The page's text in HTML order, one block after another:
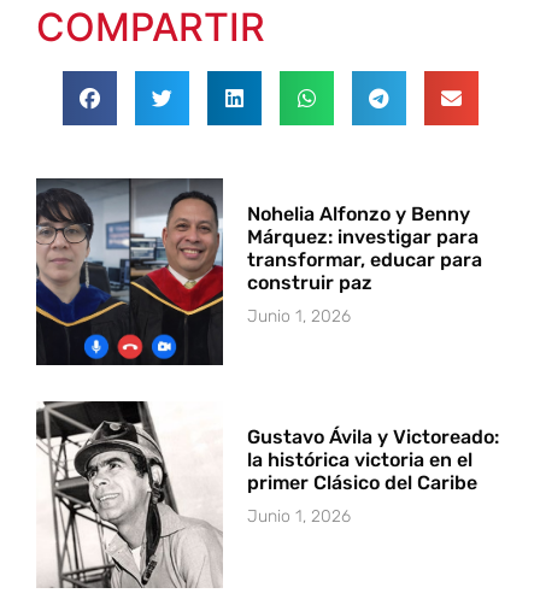
COMPARTIR
Nohelia Alfonzo y Benny
Márquez: investigar para
transformar, educar para
construir paz
Junio 1, 2026
Gustavo Ávila y Victoreado:
la histórica victoria en el
primer Clásico del Caribe
Junio 1, 2026